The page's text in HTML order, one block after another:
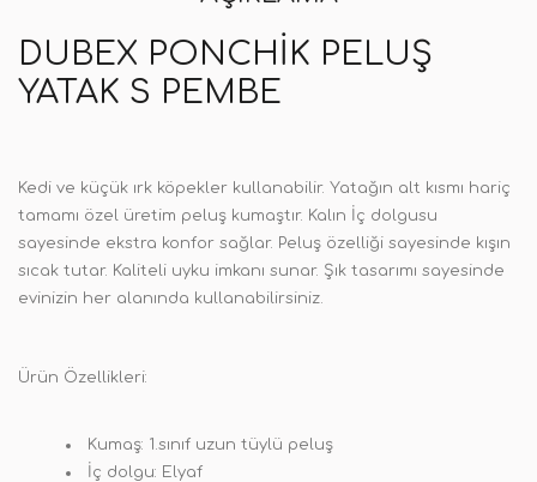
DUBEX PONCHIK PELUŞ
YATAK S PEMBE
Kedi ve küçük ırk köpekler kullanabilir. Yatağın alt kısmı hariç
tamamı özel üretim peluş kumaştır. Kalın İç dolgusu
sayesinde ekstra konfor sağlar. Peluş özelliği sayesinde kışın
sıcak tutar. Kaliteli uyku imkanı sunar. Şık tasarımı sayesinde
evinizin her alanında kullanabilirsiniz.
Ürün Özellikleri:
Kumaş: 1.sınıf uzun tüylü peluş
İç dolgu: Elyaf